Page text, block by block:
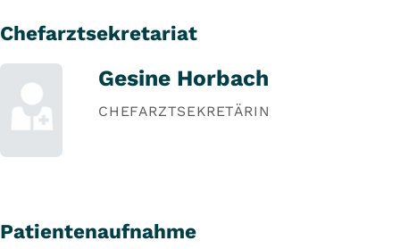
Chefarztsekretariat
Gesine Horbach
CHEFARZTSEKRETÄRIN
Patientenaufnahme